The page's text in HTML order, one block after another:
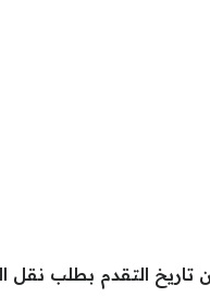
الجديد لنقل الكفالة لعامل مقيم في المملكة العربية السعودية هي 15 يومًا